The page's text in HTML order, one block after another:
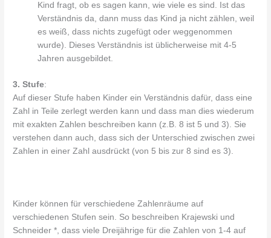
Kind fragt, ob es sagen kann, wie viele es sind. Ist das
Verständnis da, dann muss das Kind ja nicht zählen, weil
es weiß, dass nichts zugefügt oder weggenommen
wurde). Dieses Verständnis ist üblicherweise mit 4-5
Jahren ausgebildet.
3. Stufe:
Auf dieser Stufe haben Kinder ein Verständnis dafür, dass eine
Zahl in Teile zerlegt werden kann und dass man dies wiederum
mit exakten Zahlen beschreiben kann (z.B. 8 ist 5 und 3). Sie
verstehen dann auch, dass sich der Unterschied zwischen zwei
Zahlen in einer Zahl ausdrückt (von 5 bis zur 8 sind es 3).
Kinder können für verschiedene Zahlenräume auf
verschiedenen Stufen sein. So beschreiben Krajewski und
Schneider *, dass viele Dreijährige für die Zahlen von 1-4 auf